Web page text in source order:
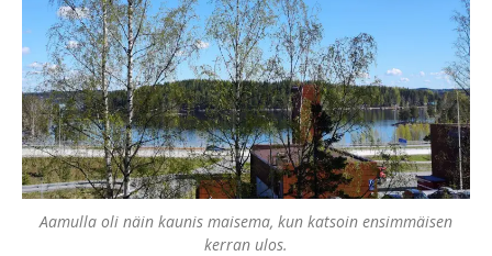
Aamulla oli näin kaunis maisema, kun katsoin ensimmäisen
kerran ulos.